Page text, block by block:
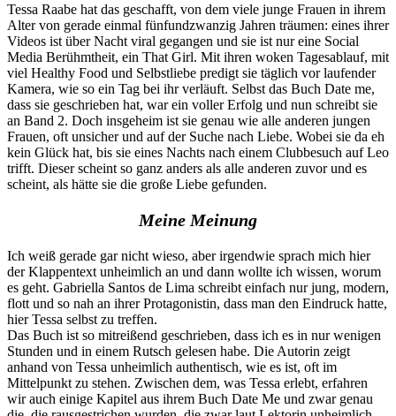
Tessa Raabe hat das geschafft, von dem viele junge Frauen in ihrem
Alter von gerade einmal fünfundzwanzig Jahren träumen: eines ihrer
Videos ist über Nacht viral gegangen und sie ist nur eine Social
Media Berühmtheit, ein That Girl. Mit ihren woken Tagesablauf, mit
viel Healthy Food und Selbstliebe predigt sie täglich vor laufender
Kamera, wie so ein Tag bei ihr verläuft. Selbst das Buch Date me,
dass sie geschrieben hat, war ein voller Erfolg und nun schreibt sie
an Band 2. Doch insgeheim ist sie genau wie alle anderen jungen
Frauen, oft unsicher und auf der Suche nach Liebe. Wobei sie da eh
kein Glück hat, bis sie eines Nachts nach einem Clubbesuch auf Leo
trifft. Dieser scheint so ganz anders als alle anderen zuvor und es
scheint, als hätte sie die große Liebe gefunden.
Meine Meinung
Ich weiß gerade gar nicht wieso, aber irgendwie sprach mich hier
der Klappentext unheimlich an und dann wollte ich wissen, worum
es geht. Gabriella Santos de Lima schreibt einfach nur jung, modern,
flott und so nah an ihrer Protagonistin, dass man den Eindruck hatte,
hier Tessa selbst zu treffen.
Das Buch ist so mitreißend geschrieben, dass ich es in nur wenigen
Stunden und in einem Rutsch gelesen habe. Die Autorin zeigt
anhand von Tessa unheimlich authentisch, wie es ist, oft im
Mittelpunkt zu stehen. Zwischen dem, was Tessa erlebt, erfahren
wir auch einige Kapitel aus ihrem Buch Date Me und zwar genau